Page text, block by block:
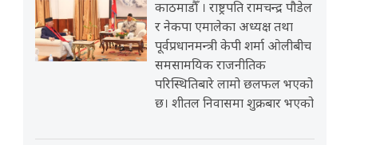
काठमाडौँ । राष्ट्रपति रामचन्द्र पौडेल
र नेकपा एमालेका अध्यक्ष तथा
पूर्वप्रधानमन्त्री केपी शर्मा ओलीबीच
समसामयिक राजनीतिक
परिस्थितिबारे लामो छलफल भएको
छ। शीतल निवासमा शुक्रबार भएको